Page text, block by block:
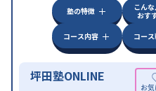
特徴
中高一貫校生に
学習にPC・
科目から受講可能
の子どもに対応
塾の特徴
こん
おす
コース内容
コー
坪田塾ONLINE